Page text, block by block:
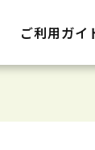
ご利用ガイ